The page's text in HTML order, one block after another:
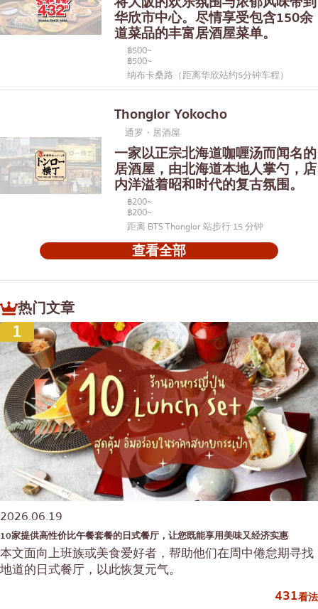
华欣市中心。尽情享受包含150余
道菜品的丰富居酒屋菜单。
฿500~
฿500~
纳布卡桑路（距离华欣站约5分钟车程）
Thonglor Yokocho
通罗・居酒屋
一家以正宗北海道咖喱汤而闻名的
居酒屋，由北海道本地人掌勺，店
内洋溢着昭和时代的复古氛围。
฿200~
฿200~
距离 BTS Thonglor 站步行 15 分钟
查看全部
热门文章
1
2026.06.19
10家提供高性价比午餐套餐的日式餐厅，让您既能享用美味又经济实惠
本文面向上班族或美食爱好者，帮助他们在周中倦怠期寻找
地道的日式餐厅，以此恢复元气。
431看法